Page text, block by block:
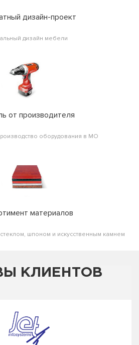
дизайн-проект
дизайн мебели
от производителя
оборудования в МО
материалов
шпоном и искусственным камнем
КЛИЕНТОВ